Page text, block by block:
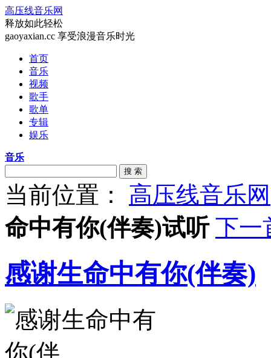
高压线音乐网
释放如此轻松
gaoyaxian.cc 享受浪漫音乐时光
首页
音乐
视频
歌手
歌单
专辑
娱乐
音乐
搜 索
当前位置： 高压线音乐网
命中有你(伴奏)试听 下一
感谢生命中有你(伴奏)